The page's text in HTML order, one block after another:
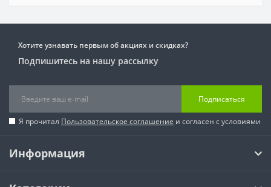
Хотите узнавать первым об акциях и скидках?
Подпишитесь на нашу рассылку
Подписаться
Я прочитал Пользовательское соглашение и согласен с условиями
Информация